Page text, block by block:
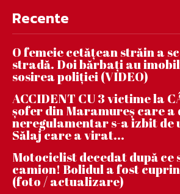
Recente
O femeie cetățean străin a
stradă. Doi bărbați au
sosirea poliției (VIDEO)
ACCIDENT CU 3 victime la
șofer din Maramureș care a
neregulamentar s-a izbit de
Sălaj care a virat...
Motociclist decedat după ce
camion! Bolidul a fost
(foto / actualizare)